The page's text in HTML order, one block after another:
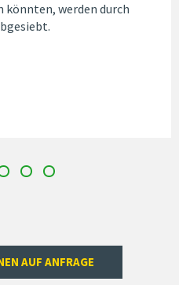
werden durch
AUF ANFRAGE